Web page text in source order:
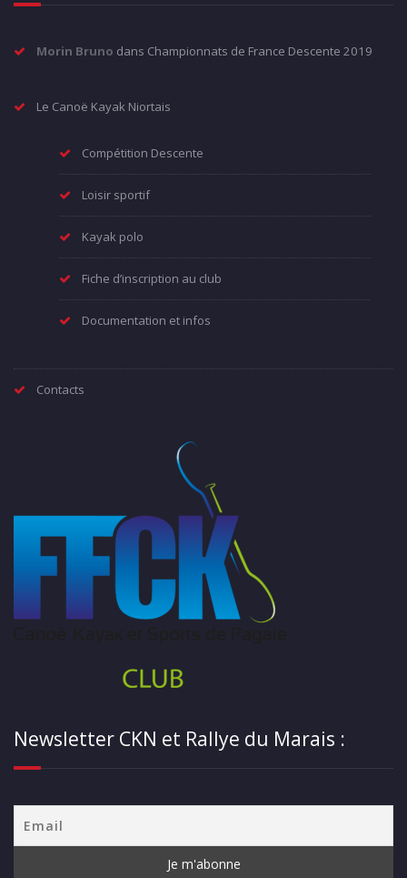
Morin Bruno dans Championnats de France Descente 2019
Le Canoë Kayak Niortais
Compétition Descente
Loisir sportif
Kayak polo
Fiche d’inscription au club
Documentation et infos
Contacts
Newsletter CKN et Rallye du Marais :